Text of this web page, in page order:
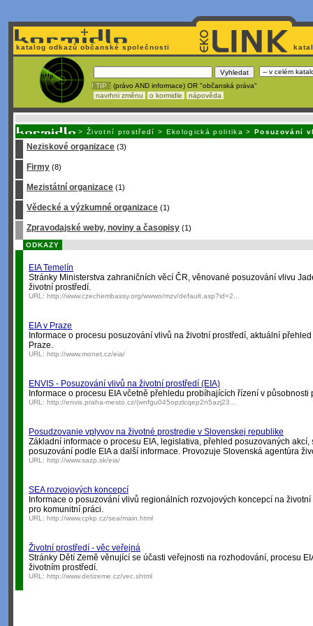
katalog odkazů občanské společnosti
! TIP : (právo AND informace) OR "občanská práva"
navrhni změnu
o kormidle nápověda
> Životní prostředí > Ekologická politika >Posuzování
Neziskové organizace (3)
Firmy (8)
Mezistátní organizace (1)
Vědecké a výzkumné organizace (1)
Zpravodajské weby, noviny a časopisy (1)
ODKAZY
EIA Temelín
Stránky Ministerstva zahraničních věcí ČR, věnované posuzování vlivu
životní prostředí.
URL: http://www.czechembassy.org/wwwo/mzv/default.asp?id=2...
EIA v Praze
Informace o procesu posuzování vlivů na životní prostředí, aktuální
Praze.
URL: http://www.monet.cz/eia/
ENVIS - Posuzování vlivů na životní prostředí (EIA)
Informace o procesu EIA včetně přehledu probíhajících řízení v působnosti
URL: http://envis.praha-mesto.cz/(wnfgu045opzlcqep2n5azj23...
Posudzovanie vplyvov na životné prostredie v Slovenskej republike
Základní informace o procesu EIA, legislativa, přehled posuzovaných
posuzování podle EIA a další informace. Provozuje Slovenská agentúra
URL: http://www.sazp.sk/eia/
SEA rozvojových koncepcí
Informace o posuzování vlivů regionálních rozvojových koncepcí na
pro komunitní práci.
URL: http://www.cpkp.cz/sea/main.html
Životní prostředí - věc veřejná
Stránky Dětí Země věnující se účasti veřejnosti na rozhodování, procesu
životním prostředí.
URL: http://www.detizeme.cz/vec.shtml